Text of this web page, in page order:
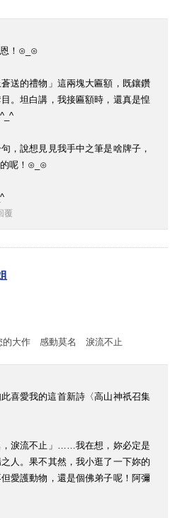
恩！⊙_⊙
送的禮物」這兩塊大匾額，既鑲鑽
。坦白講，我接匾額時，還真是惶
，說想見見我手中之筆是啥牌子，
呢！⊙_⊙
覆
大作 感動莫名 淚流不止
喜愛我的這首新詩〈高山神祇召集
，淚流不止」……我在想，妳必定是
人。果不其然，我小逛了一下妳的
愛護動物，還是個佛弟子呢！阿彌